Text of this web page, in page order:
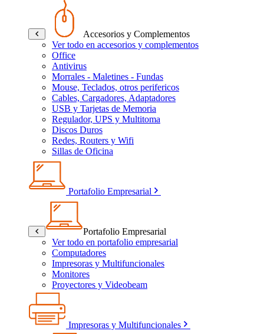
Accesorios y Complementos
Ver todo en accesorios y complementos
Office
Antivirus
Morrales - Maletines - Fundas
Mouse, Teclados, otros perifericos
Cables, Cargadores, Adaptadores
USB y Tarjetas de Memoria
Regulador, UPS y Multitoma
Discos Duros
Redes, Routers y Wifi
Sillas de Oficina
Portafolio Empresarial
Portafolio Empresarial
Ver todo en portafolio empresarial
Computadores
Impresoras y Multifuncionales
Monitores
Proyectores y Videobeam
Impresoras y Multifuncionales